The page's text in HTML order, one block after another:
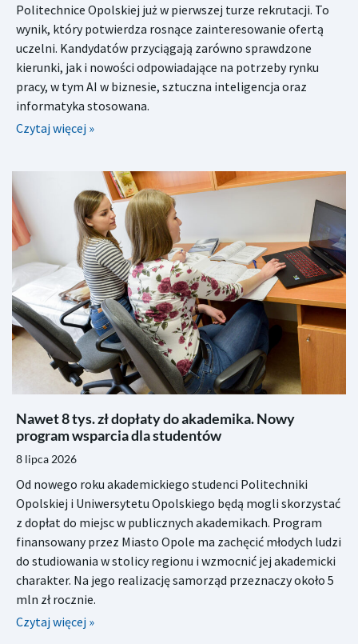
Politechnice Opolskiej już w pierwszej turze rekrutacji. To
wynik, który potwierdza rosnące zainteresowanie ofertą
uczelni. Kandydatów przyciągają zarówno sprawdzone
kierunki, jak i nowości odpowiadające na potrzeby rynku
pracy, w tym AI w biznesie, sztuczna inteligencja oraz
informatyka stosowana.
Czytaj więcej »
Nawet 8 tys. zł dopłaty do akademika. Nowy
program wsparcia dla studentów
8 lipca 2026
Od nowego roku akademickiego studenci Politechniki
Opolskiej i Uniwersytetu Opolskiego będą mogli skorzystać
z dopłat do miejsc w publicznych akademikach. Program
finansowany przez Miasto Opole ma zachęcić młodych ludzi
do studiowania w stolicy regionu i wzmocnić jej akademicki
charakter. Na jego realizację samorząd przeznaczy około 5
mln zł rocznie.
Czytaj więcej »